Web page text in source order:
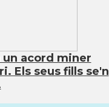
acord miner
Els seus fills se'n